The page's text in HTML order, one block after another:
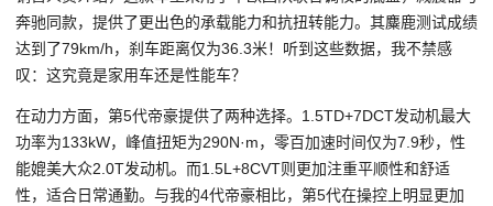
奔驰同款，提供了更出色的承载能力和抗扭转能力。其麋鹿测试成绩
达到了79km/h，刹车距离仅为36.3米！听到这些数据，我不禁感
叹：这究竟是家用车还是性能车？
在动力方面，第5代帝豪提供了两种选择。1.5TD+7DCT发动机最大
功率为133kW，峰值扭矩为290N·m，零百加速时间仅为7.9秒，性
能媲美大众2.0T发动机。而1.5L+8CVT则更加注重平顺性和舒适
性，适合日常通勤。与我的4代帝豪相比，第5代在操控上明显更加